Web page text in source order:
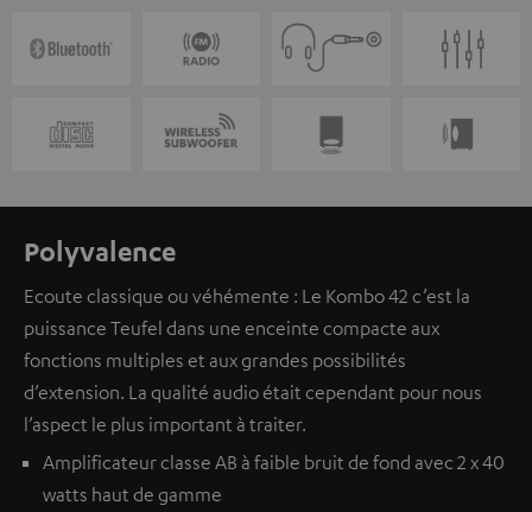
Polyvalence
Ecoute classique ou véhémente : Le Kombo 42 c’est la
puissance Teufel dans une enceinte compacte aux
fonctions multiples et aux grandes possibilités
d’extension. La qualité audio était cependant pour nous
l’aspect le plus important à traiter.
Amplificateur classe AB à faible bruit de fond avec 2 x 40
watts haut de gamme